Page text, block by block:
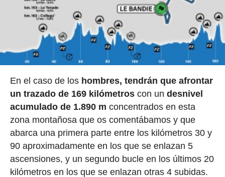
En el caso de los hombres, tendrán que afrontar
un trazado de 169 kilómetroscon un desnivel
acumulado de 1.890 m concentrados en esta
zona montañosa que os comentábamos y que
abarca una primera parte entre los kilómetros 30 y
90 aproximadamente en los que se enlazan 5
ascensiones, y un segundo bucle en los últimos 20
kilómetros en los que se enlazan otras 4 subidas.